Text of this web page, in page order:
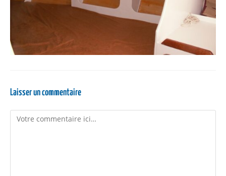
Laisser un commentaire